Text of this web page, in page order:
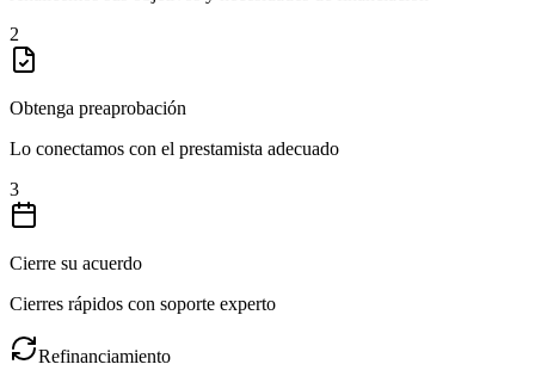
2
Obtenga preaprobación
Lo conectamos con el prestamista adecuado
3
Cierre su acuerdo
Cierres rápidos con soporte experto
Refinanciamiento